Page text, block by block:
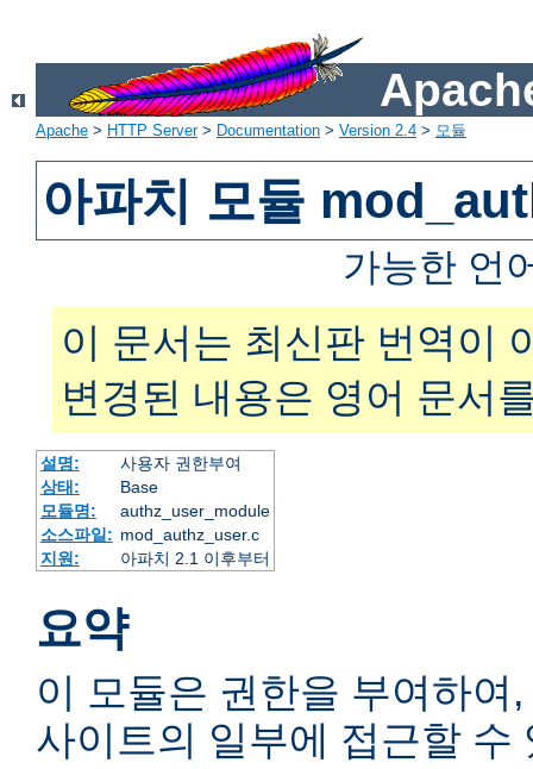
Apache > HTTP Server> Documentation > Version 2.4 > 모듈
아파치 모듈
가능한 언
이 문서는 최신판 번역이
변경된 내용은 영어 문서
설명:
사용자 권한부여
상태:
Base
모듈명:
authz_user_module
소스파일: mod_authz_user.c
지원:
아파치 2.1 이후부터
요약
이 모듈은 권한을 부여하여
사이트의 일부에 접근할 수